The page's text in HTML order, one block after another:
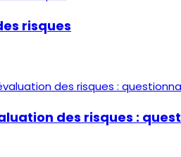
risques
des risques :